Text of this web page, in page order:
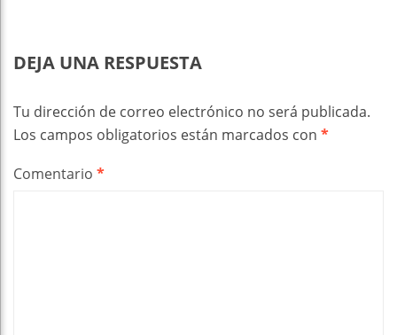
DEJA UNA RESPUESTA
Tu dirección de correo electrónico no será publicada.
Los campos obligatorios están marcados con *
Comentario *